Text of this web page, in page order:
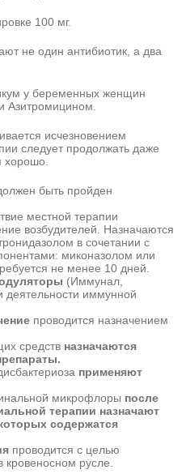
100 мг.
не один антибиотик, а два
у беременных женщин
Азитромицином.
исчезновением
следует продолжать даже
хорошо.
быть пройден
местной терапии
возбудителей. Назначаются
в сочетании с
миконазолом или
не менее 10 дней.
(Иммунал,
иммунной
проводится назначением
средств назначаются
применяют
микрофлоры после
терапии назначают
содержатся
проводится с целью
кровеносном русле.